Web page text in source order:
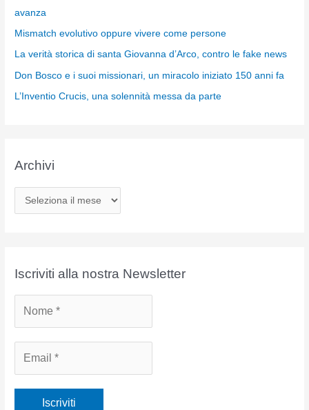
avanza
Mismatch evolutivo oppure vivere come persone
La verità storica di santa Giovanna d’Arco, contro le fake news
Don Bosco e i suoi missionari, un miracolo iniziato 150 anni fa
L’Inventio Crucis, una solennità messa da parte
Archivi
r
iIscriviti alla nostra Newsletter